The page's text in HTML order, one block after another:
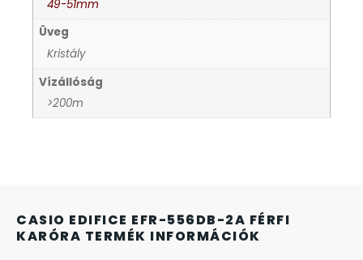
49-51mm
Üveg
Kristály
Vízállóság
>200m
CASIO EDIFICE EFR-556DB-2A FÉRFI
KARÓRA TERMÉK INFORMÁCIÓK
LOTUS STYLE
MÁRKÁS KARÓRA SZÍJAK
MASERATI